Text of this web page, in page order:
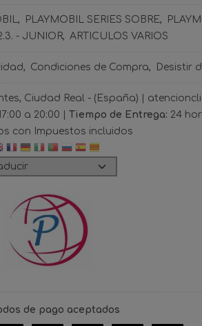
PLAYMOBIL SERIES SOBRE
- JUNIOR
ARTICULOS VARIOS
Condiciones de Compra Desistir
Ciudad Real - (España) |
a 20:00 | Tiempo de Entrega: 24
con Impuestos incluidos
de pago aceptados